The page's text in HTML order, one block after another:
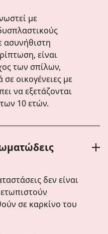
με
ασυνήθιστη
είναι
των σπίλων,
οικογένειες με
να εξετάζονται
10 ετών.
δεν είναι
σε καρκίνο του